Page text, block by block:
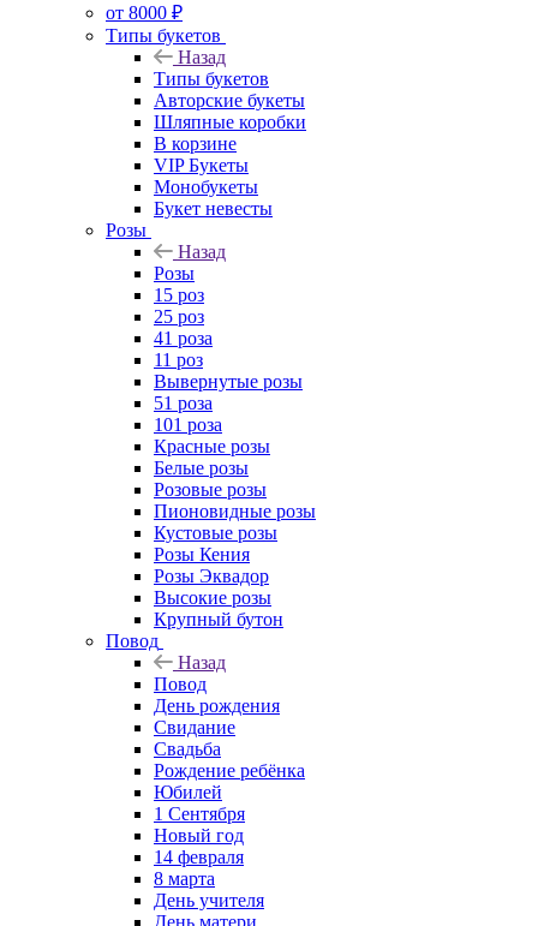
от 8000 ₽
Типы букетов
Назад
Типы букетов
Авторские букеты
Шляпные коробки
В корзине
VIP Букеты
Монобукеты
Букет невесты
Розы
Назад
Розы
15 роз
25 роз
41 роза
11 роз
Вывернутые розы
51 роза
101 роза
Красные розы
Белые розы
Розовые розы
Пионовидные розы
Кустовые розы
Розы Кения
Розы Эквадор
Высокие розы
Крупный бутон
Повод
Назад
Повод
День рождения
Свидание
Свадьба
Рождение ребёнка
Юбилей
1 Сентября
Новый год
14 февраля
8 марта
День учителя
День матери